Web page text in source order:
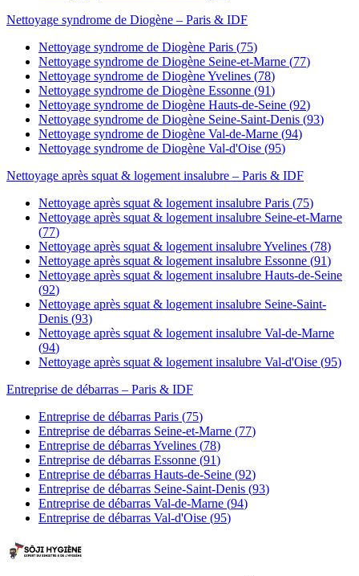
Nettoyage syndrome de Diogène – Paris & IDF
Nettoyage syndrome de Diogène Paris (75)
Nettoyage syndrome de Diogène Seine-et-Marne (77)
Nettoyage syndrome de DiogèneYvelines (78)
Nettoyage syndrome de Diogène Essonne (91)
Nettoyage syndrome de Diogène Hauts-de-Seine (92)
Nettoyage syndrome de Diogène Seine-Saint-Denis (93)
Nettoyage syndrome de Diogène Val-de-Marne (94)
Nettoyage syndrome de Diogène Val-d'Oise (95)
Nettoyage après squat & logement insalubre – Paris & IDF
Nettoyage après squat & logement insalubre Paris (75)
Nettoyage après squat & logement insalubre Seine-et-Marne
(77)
Nettoyage après squat & logement insalubreYvelines (78)
Nettoyage après squat & logement insalubre Essonne (91)
Nettoyage après squat & logement insalubre Hauts-de-Seine
(92)
Nettoyage après squat & logement insalubre Seine-Saint-
Denis (93)
Nettoyage après squat & logement insalubre Val-de-Marne
(94)
Nettoyage après squat & logement insalubre Val-d'Oise (95)
Entreprise de débarras – Paris & IDF
Entreprise de débarras Paris (75)
Entreprise de débarras Seine-et-Marne (77)
Entreprise de débarrasYvelines (78)
Entreprise de débarras Essonne (91)
Entreprise de débarras Hauts-de-Seine (92)
Entreprise de débarras Seine-Saint-Denis (93)
Entreprise de débarras Val-de-Marne (94)
Entreprise de débarras Val-d'Oise (95)